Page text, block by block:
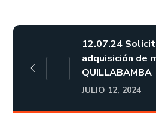
12.07.24
adquisición de
QUILLABAMBA
JULIO 12, 2024